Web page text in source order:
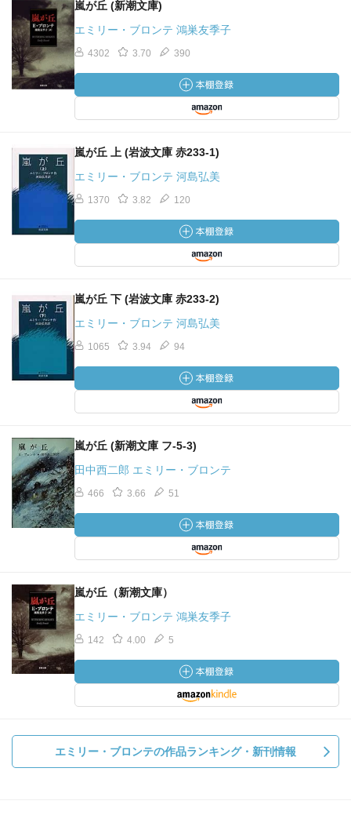
嵐が丘 (新潮文庫)
エミリー・ブロンテ 鴻巣友季子
4302 3.70 390
嵐が丘 上 (岩波文庫 赤233-1)
エミリー・ブロンテ 河島弘美
1370 3.82 120
嵐が丘 下 (岩波文庫 赤233-2)
エミリー・ブロンテ 河島弘美
1065 3.94 94
嵐が丘 (新潮文庫 フ-5-3)
田中西二郎 エミリー・ブロンテ
466 3.66 51
嵐が丘（新潮文庫）
エミリー・ブロンテ 鴻巣友季子
142 4.00 5
エミリー・ブロンテの作品ランキング・新刊情報